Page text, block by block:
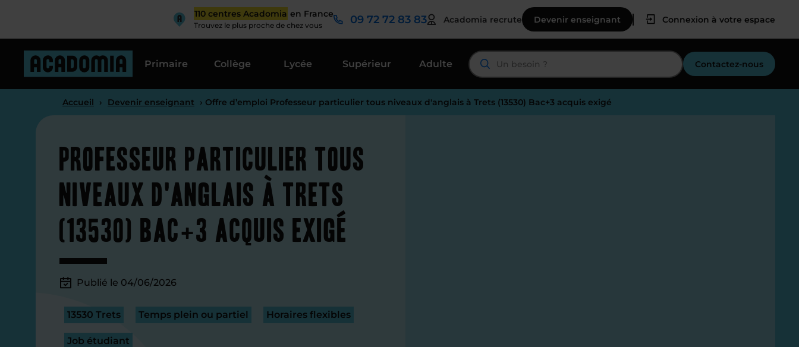
110 centres Acadomia en France
Trouvez le plus proche de chez vous 09 72 72 83 83 Acadomia recrute Devenir enseignant Connexion à votre espace
Primaire Collège Lycée Supérieur Adulte Contactez-nous
Accueil › Devenir enseignant › Offre d’emploi Professeur particulier tous niveaux d'anglais à Trets (13530) Bac+3 acquis exigé
Professeur particulier tous
niveaux d'anglais à Trets
(13530) Bac+3 acquis exigé
Publié le 04/06/2026
13530 Trets Temps plein ou partiel Horaires flexibles
Job étudiant